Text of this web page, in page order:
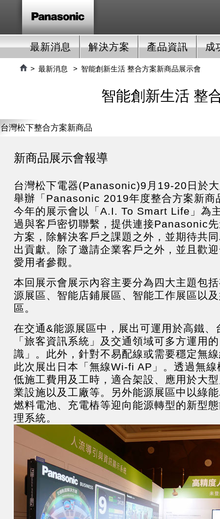
最新消息 解決方案 產品資訊 成
最新消息 智能創新生活 整合方案新商品展示會
智能創新生活 整
台灣松下整合方案新商品
新商品展示會報導
台灣松下電器(Panasonic)9月19-20日於
舉辦「Panasonic 2019年度整合方案新商
今年的展示會以「A.I. To Smart Life」為
過與客戶密切聯繫，提供連接Panasonic
方案，除解決客戶之課題之外，並期待共
出貢獻。除了邀請企業客戶之外，並且歡
愛用者參觀。
本回展示會展示內容主要分為四大主題包
源展區、智能店鋪展區、智能工作展區以
區。
在交通&能源展區中，展出可運用於高鐵、
「旅客資訊系統」及交通領域可多方運用
識」。此外，針對不易配線或需要穩定無
此次展出日本「無線Wi-fi AP」。透過無
低施工費用及工時，適合架設、應用於大
業設施以及工廠等。另外能源展區中以綠
燃料電池、充電樁等迎向能源轉型的新型
理系統。